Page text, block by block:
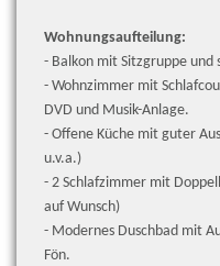
Wohnungsaufteilung:
- Balkon mit Sitzgruppe und
- Wohnzimmer mit
DVD und Musik-Anlage.
- Offene Küche mit guter
u.v.a.)
- 2 Schlafzimmer mit
auf Wunsch)
- Modernes Duschbad mit
Fön.